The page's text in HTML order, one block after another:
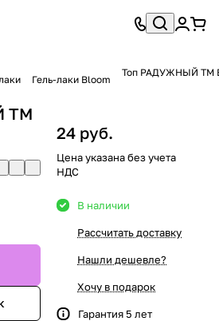
Гель-лаки Bloom
Топ РАДУЖНЫЙ TM
TM
24 руб.
Цена указана без учета
НДС
В наличии
Рассчитать доставку
Нашли дешевле?
Хочу в подарок
Гарантия 5 лет